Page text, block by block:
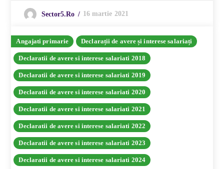
Sector5.ro 16 martie 2021
Angajati primarie Declarații de avere și interese salariați
Declaratii de avere si interese salariati 2018
Declaratii de avere si interese salariati 2019
Declaratii de avere si interese salariati 2020
Declaratii de avere si interese salariati 2021
Declaratii de avere si interese salariati 2022
Declaratii de avere si interese salariati 2023
Declaratii de avere si interese salariati 2024